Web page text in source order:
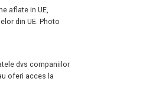
aflate in UE,
din UE. Photo
dvs companiilor
oferi acces la